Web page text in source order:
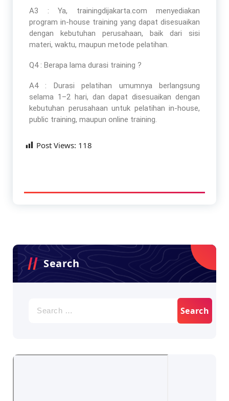
A3 : Ya, trainingdijakarta.com menyediakan
program in-house training yang dapat disesuaikan
dengan kebutuhan perusahaan, baik dari sisi
materi, waktu, maupun metode pelatihan.
Q4 : Berapa lama durasi training ?
A4 : Durasi pelatihan umumnya berlangsung
selama 1–2 hari, dan dapat disesuaikan dengan
kebutuhan perusahaan untuk pelatihan in-house,
public training, maupun online training.
Post Views: 118
Search